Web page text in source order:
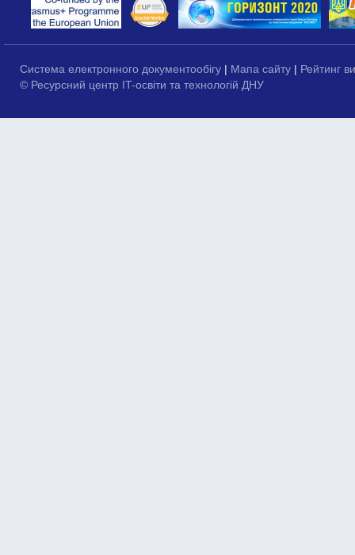
Система електронного документообігу | Мапа сайту | Рейтинг
© Ресурсний центр IT-освіти та технологій ДНУ